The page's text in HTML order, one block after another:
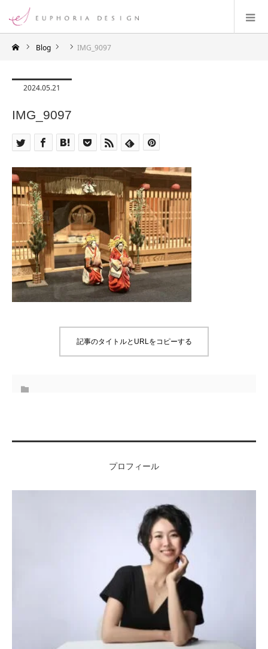
Blog IMG_9097
2024.05.21
IMG_9097
記事のタイトルとURLをコピーする
プロフィール